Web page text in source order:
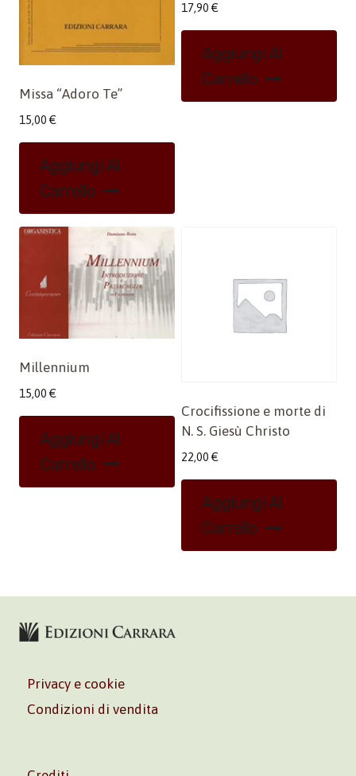
Missa “Adoro Te”
15,00 €
Aggiungi Al
Carrello
17,90 €
Aggiungi Al
Carrello
Millennium
15,00 €
Aggiungi Al
Carrello
Crocifissione e morte di
N. S. Giesù Christo
22,00 €
Aggiungi Al
Carrello
Privacy e cookie
Condizioni di vendita